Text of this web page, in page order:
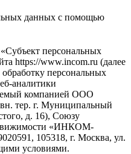
данных с помощью
персональных
https://www.incom.ru (далее
персональных
аналитики
компанией ООО
тер. г. Муниципальный
д. 16), Союзу
«ИНКОМ-
105318, г. Москва, ул.
условиями.